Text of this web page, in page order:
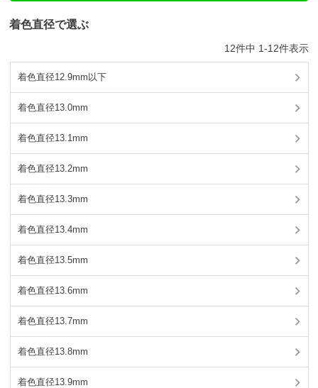
着色直径で選ぶ
12件中 1-12件表示
着色直径12.9mm以下
着色直径13.0mm
着色直径13.1mm
着色直径13.2mm
着色直径13.3mm
着色直径13.4mm
着色直径13.5mm
着色直径13.6mm
着色直径13.7mm
着色直径13.8mm
着色直径13.9mm